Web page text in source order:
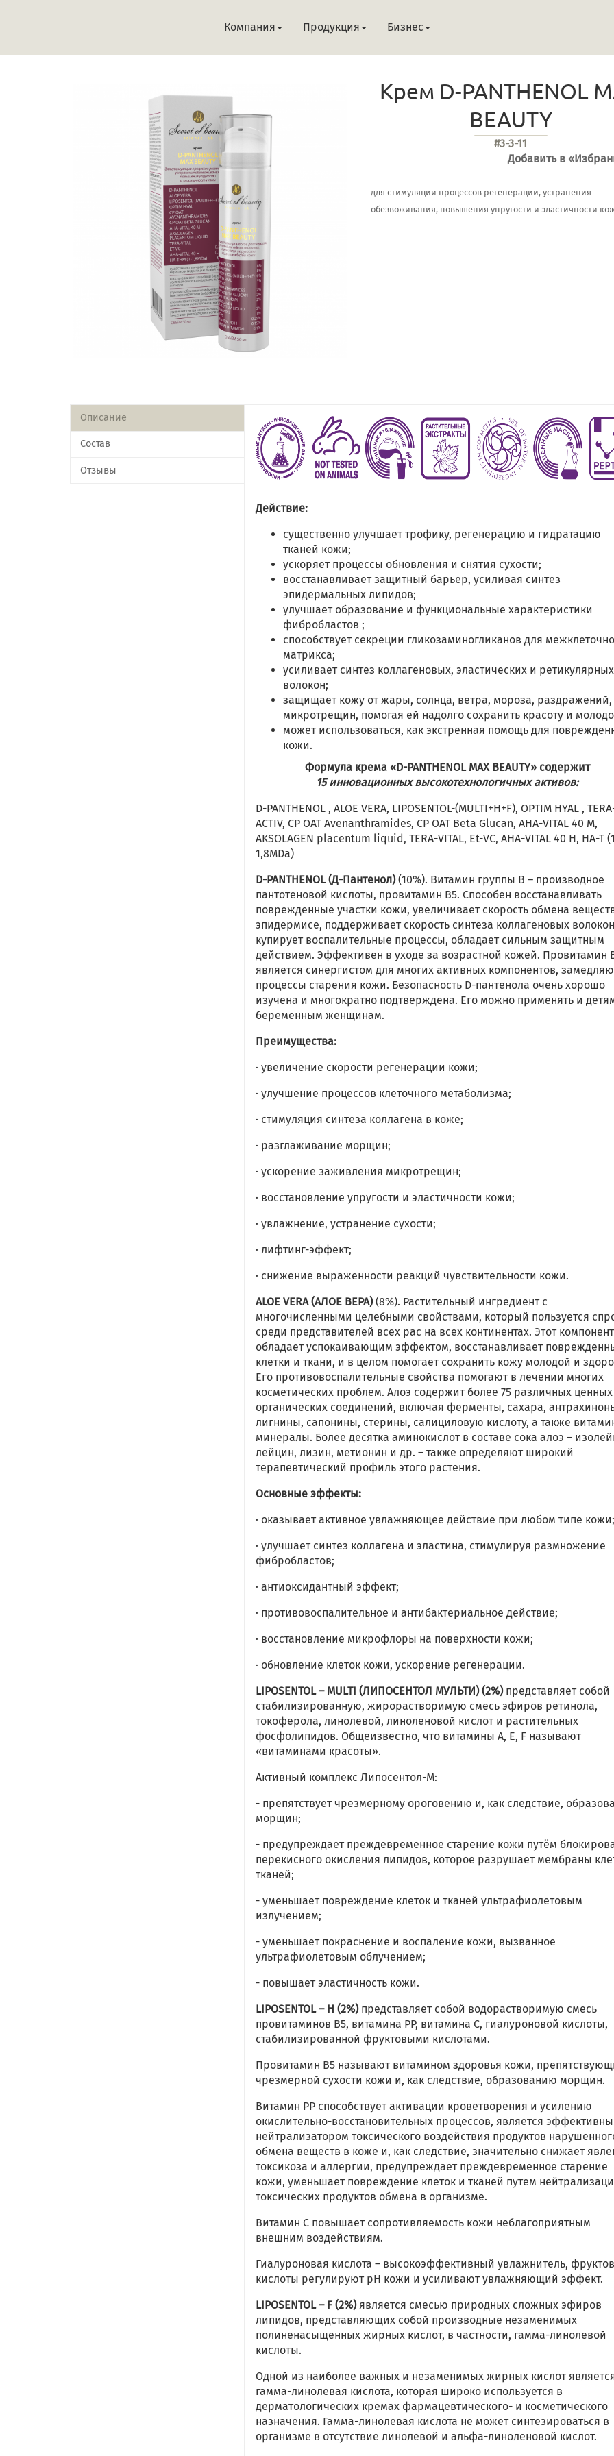
Компания Продукция Бизнес
Крем D-PANTHENOL
BEAUTY
#3-3-11
Добавить в
для стимуляции процессов регенерации, устранения
обезвоживания, повышения упругости и эластичности
Описание
Состав
Отзывы
Действие:
существенно улучшает трофику, регенерацию и гидратацию
тканей кожи;
ускоряет процессы обновления и снятия сухости;
восстанавливает защитный барьер, усиливая синтез
эпидермальных липидов;
улучшает образование и функциональные характеристики
фибробластов ;
способствует секреции гликозаминогликанов для
матрикса;
усиливает синтез коллагеновых, эластических и ретикулярных
волокон;
защищает кожу от жары, солнца, ветра, мороза, раздражений,
микротрещин, помогая ей надолго сохранить красоту и
может использоваться, как экстренная помощь для
кожи.
Формула крема «D-PANTHENOL MAX BEAUTY» содержит
15 инновационных высокотехнологичных активов:
D-PANTHENOL , ALOE VERА, LIPOSENTOL-(MULTI+H+F), OPTIM HYAL ,
ACTIV, CP OAT Avenanthramides, CP OAT Beta Glucan, AHA-VITAL 40 M,
AKSOLAGEN placentum liquid, TERA-VITAL, Et-VC, AHA-VITAL 40 Н, HA-T
1,8MDa)
D-PANTHENOL (Д-Пантенол)(10%). Витамин группы В – производное
пантотеновой кислоты, провитамин В5. Способен восстанавливать
поврежденные участки кожи, увеличивает скорость обмена
эпидермисе, поддерживает скорость синтеза коллагеновых
купирует воспалительные процессы, обладает сильным защитным
действием. Эффективен в уходе за возрастной кожей. Провитамин
является синергистом для многих активных компонентов,
процессы старения кожи. Безопасность D-пантенола очень хорошо
изучена и многократно подтверждена. Его можно применять и
беременным женщинам.
Преимущества:
· увеличение скорости регенерации кожи;
· улучшение процессов клеточного метаболизма;
· стимуляция синтеза коллагена в коже;
· разглаживание морщин;
· ускорение заживления микротрещин;
· восстановление упругости и эластичности кожи;
· увлажнение, устранение сухости;
· лифтинг-эффект;
· снижение выраженности реакций чувствительности кожи.
ALOE VERA (АЛОЕ ВЕРА)(8%). Растительный ингредиент с
многочисленными целебными свойствами, который пользуется
среди представителей всех рас на всех континентах. Этот компонент
обладает успокаивающим эффектом, восстанавливает
клетки и ткани, и в целом помогает сохранить кожу молодой и
Его противовоспалительные свойства помогают в лечении многих
косметических проблем. Алоэ содержит более 75 различных ценных
органических соединений, включая ферменты, сахара,
лигнины, сапонины, стерины, салициловую кислоту, а также
минералы. Более десятка аминокислот в составе сока алоэ –
лейцин, лизин, метионин и др. – также определяют широкий
терапевтический профиль этого растения.
Основные эффекты:
· оказывает активное увлажняющее действие при любом типе кожи;
· улучшает синтез коллагена и эластина, стимулируя размножение
фибробластов;
· антиоксидантный эффект;
· противовоспалительное и антибактериальное действие;
· восстановление микрофлоры на поверхности кожи;
· обновление клеток кожи, ускорение регенерации.
LIPOSENTOL – MULTI (ЛИПОСЕНТОЛ МУЛЬТИ) (2%)представляет собой
стабилизированную, жирорастворимую смесь эфиров ретинола,
токоферола, линолевой, линоленовой кислот и растительных
фосфолипидов. Общеизвестно, что витамины А, Е, F называют
«витаминами красоты».
Активный комплекс Липосентол-М:
- препятствует чрезмерному ороговению и, как следствие,
морщин;
- предупреждает преждевременное старение кожи путём
перекисного окисления липидов, которое разрушает мембраны
тканей;
- уменьшает повреждение клеток и тканей ультрафиолетовым
излучением;
- уменьшает покраснение и воспаление кожи, вызванное
ультрафиолетовым облучением;
- повышает эластичность кожи.
LIPOSENTOL – H (2%)представляет собой водорастворимую смесь
провитаминов В5, витамина РР, витамина С, гиалуроновой кислоты,
стабилизированной фруктовыми кислотами.
Провитамин В5 называют витамином здоровья кожи,
чрезмерной сухости кожи и, как следствие, образованию морщин.
Витамин РР способствует активации кроветворения и усилению
окислительно-восстановительных процессов, является
нейтрализатором токсического воздействия продуктов
обмена веществ в коже и, как следствие, значительно снижает
токсикоза и аллергии, предупреждает преждевременное старение
кожи, уменьшает повреждение клеток и тканей путем
токсических продуктов обмена в организме.
Витамин С повышает сопротивляемость кожи неблагоприятным
внешним воздействиям.
Гиалуроновая кислота – высокоэффективный увлажнитель,
кислоты регулируют рН кожи и усиливают увлажняющий эффект.
LIPOSENTOL – F (2%)является смесью природных сложных эфиров
липидов, представляющих собой производные незаменимых
полиненасыщенных жирных кислот, в частности, гамма-линолевой
кислоты.
Одной из наиболее важных и незаменимых жирных кислот
гамма-линолевая кислота, которая широко используется в
дерматологических кремах фармацевтического- и косметического
назначения. Гамма-линолевая кислота не может синтезироваться в
организме в отсутствие линолевой и альфа-линоленовой кислот.